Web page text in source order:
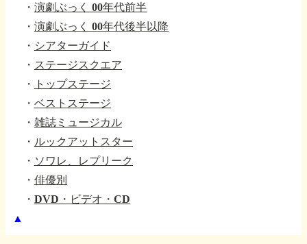
・ 演劇ぶっく 00年代前半
・ 演劇ぶっく 00年代後半以降
・ シアターガイド
・ ステージスクエア
・
トップステージ
・ ベストステージ
・ 雑誌ミュージカル
・ ルックアットスター
・ ソワレ、レプリーク
・ 俳優別
・ DVD・ビデオ・CD
▲